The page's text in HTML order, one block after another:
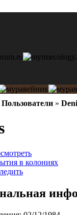
Пользователи »
в колониях